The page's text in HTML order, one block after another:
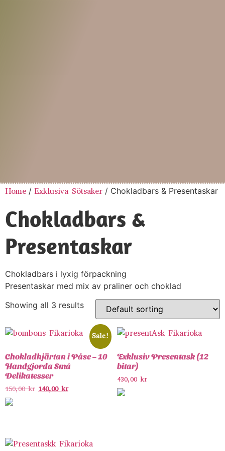
Home / Exklusiva Sötsaker / Chokladbars & Presentaskar
Chokladbars &
Presentaskar
Chokladbars i lyxig förpackning
Presentaskar med mix av praliner och choklad
Showing all 3 results
Sale!
Chokladhjärtan i Påse – 10
Handgjorda Små
Delikatesser
150,00kr 140,00 kr
Exklusiv Presentask (12
bitar)
430,00 kr